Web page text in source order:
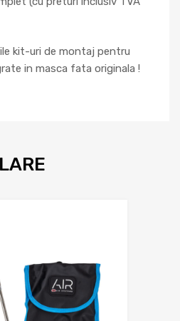
kit-uri de montaj pentru
in masca fata originala !